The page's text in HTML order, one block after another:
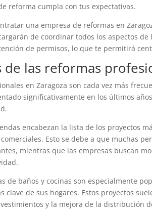
reforma cumpla con tus expectativas.
una empresa de reformas en
de coordinar todos los aspectos
de permisos, lo que te permitirá
de las reformas
en Zaragoza son cada vez más
significativamente en los últimos
encabezan la lista de los proyectos
Esto se debe a que muchas
mientras que las empresas buscan
de baños y cocinas son especialmente
clave de sus hogares. Estos proyectos
y la mejora de la distribución